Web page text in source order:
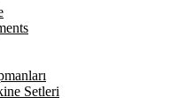
Setleri